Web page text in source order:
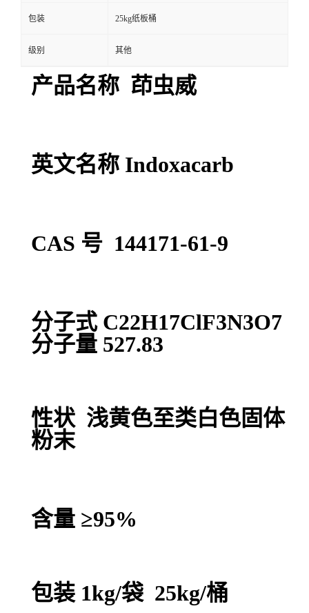
包装 25kg纸板桶
级别 其他
产品名称 茚虫威
英文名称 Indoxacarb
CAS 号 144171-61-9
分子式 C22H17ClF3N3O7
分子量 527.83
性状 浅黄色至类白色固体
粉末
含量 ≥95%
包装 1kg/袋 25kg/桶